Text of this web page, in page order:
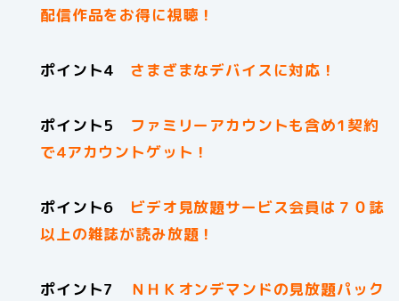
配信作品をお得に視聴！
ポイント4 さまざまなデバイスに対応！
ポイント5 ファミリーアカウントも含め1契約
で4アカウントゲット！
ポイント6 ビデオ見放題サービス会員は７０誌
以上の雑誌が読み放題！
ポイント7
ＮＨＫオンデマンドの見放題パック